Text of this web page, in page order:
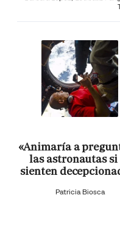
«Animaría a
las astronautas si
sienten
Patricia Biosca